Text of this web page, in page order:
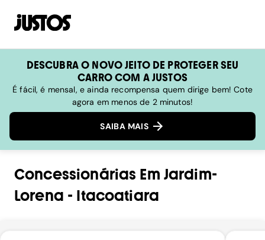
DESCUBRA O NOVO JEITO DE PROTEGER SEU
CARRO COM A JUSTOS
É fácil, é mensal, e ainda recompensa quem dirige bem! Cote
agora em menos de 2 minutos!
SAIBA MAIS
Concessionárias Em Jardim-
Lorena - Itacoatiara